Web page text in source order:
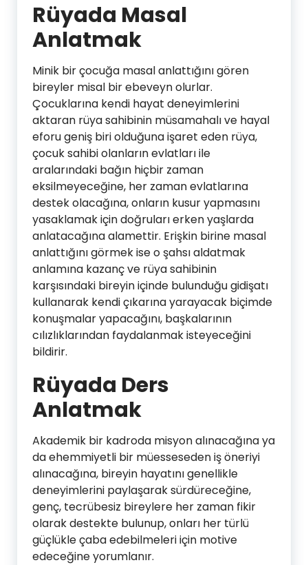
Rüyada Masal
Anlatmak
Minik bir çocuğa masal anlattığını gören
bireyler misal bir ebeveyn olurlar.
Çocuklarına kendi hayat deneyimlerini
aktaran rüya sahibinin müsamahalı ve hayal
eforu geniş biri olduğuna işaret eden rüya,
çocuk sahibi olanların evlatları ile
aralarındaki bağın hiçbir zaman
eksilmeyeceğine, her zaman evlatlarına
destek olacağına, onların kusur yapmasını
yasaklamak için doğruları erken yaşlarda
anlatacağına alamettir. Erişkin birine masal
anlattığını görmek ise o şahsı aldatmak
anlamına kazanç ve rüya sahibinin
karşısındaki bireyin içinde bulunduğu gidişatı
kullanarak kendi çıkarına yarayacak biçimde
konuşmalar yapacağını, başkalarının
cılızlıklarından faydalanmak isteyeceğini
bildirir.
Rüyada Ders
Anlatmak
Akademik bir kadroda misyon alınacağına ya
da ehemmiyetli bir müesseseden iş öneriyi
alınacağına, bireyin hayatını genellikle
deneyimlerini paylaşarak sürdüreceğine,
genç, tecrübesiz bireylere her zaman fikir
olarak destekte bulunup, onları her türlü
güçlükle çaba edebilmeleri için motive
edeceğine yorumlanır.